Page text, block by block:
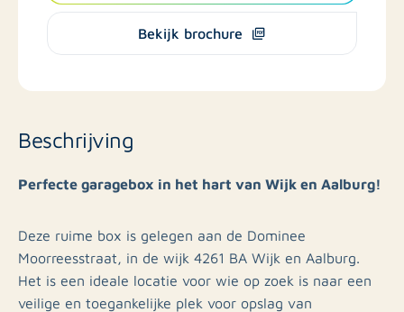
Bekijk brochure
Beschrijving
Perfecte garagebox in het hart van Wijk en Aalburg!
Deze ruime box is gelegen aan de Dominee
Moorreesstraat, in de wijk 4261 BA Wijk en Aalburg.
Het is een ideale locatie voor wie op zoek is naar een
veilige en toegankelijke plek voor opslag van